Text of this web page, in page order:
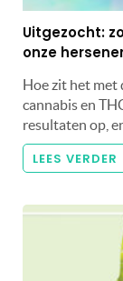
Uitgezocht:
onze
Hoe zit het met
cannabis en
resultaten op,
LEES VERDER